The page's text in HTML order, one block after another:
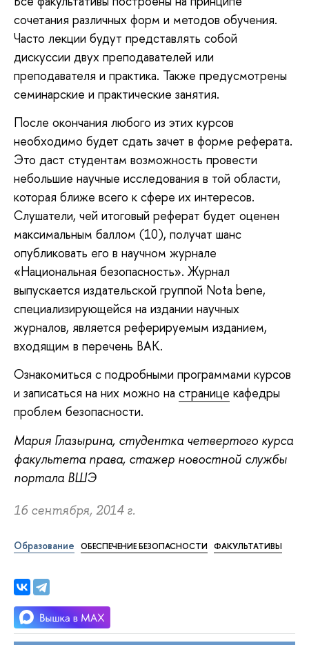
сочетания различных форм и методов обучения.
Часто лекции будут представлять собой
дискуссии двух преподавателей или
преподавателя и практика. Также предусмотрены
семинарские и практические занятия.
После окончания любого из этих курсов
необходимо будет сдать зачет в форме реферата.
Это даст студентам возможность провести
небольшие научные исследования в той области,
которая ближе всего к сфере их интересов.
Слушатели, чей итоговый реферат будет оценен
максимальным баллом (10), получат шанс
опубликовать его в научном журнале
«Национальная безопасность». Журнал
выпускается издательской группой Nota bene,
специализирующейся на издании научных
журналов, является реферируемым изданием,
входящим в перечень ВАК.
Ознакомиться с подробными программами курсов
и записаться на них можно на странице кафедры
проблем безопасности.
Мария Глазырина, студентка четвертого курса
факультета права, стажер новостной службы
портала ВШЭ
16 сентября, 2014 г.
Образование ОБЕСПЕЧЕНИЕ БЕЗОПАСНОСТИ ФАКУЛЬТАТИВЫ